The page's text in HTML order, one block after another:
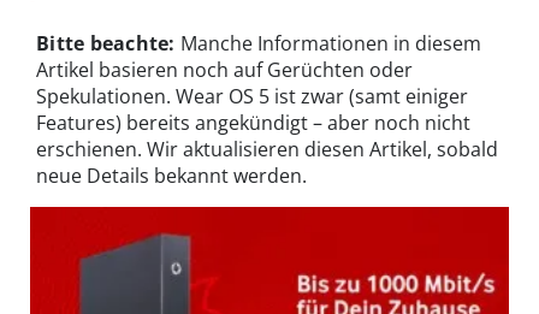
Bitte beachte: Manche Informationen in diesem
Artikel basieren noch auf Gerüchten oder
Spekulationen. Wear OS 5 ist zwar (samt einiger
Features) bereits angekündigt – aber noch nicht
erschienen. Wir aktualisieren diesen Artikel, sobald
neue Details bekannt werden.